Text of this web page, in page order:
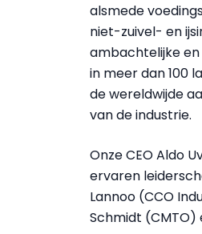
alsmede
niet-zuivel- en
ambachtelijke
in meer dan 100
de wereldwijde
van de industrie.
Onze CEO Aldo
ervaren
Lannoo (CCO
Schmidt (CMTO)